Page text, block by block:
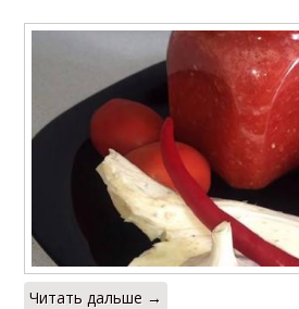
Читать дальше →